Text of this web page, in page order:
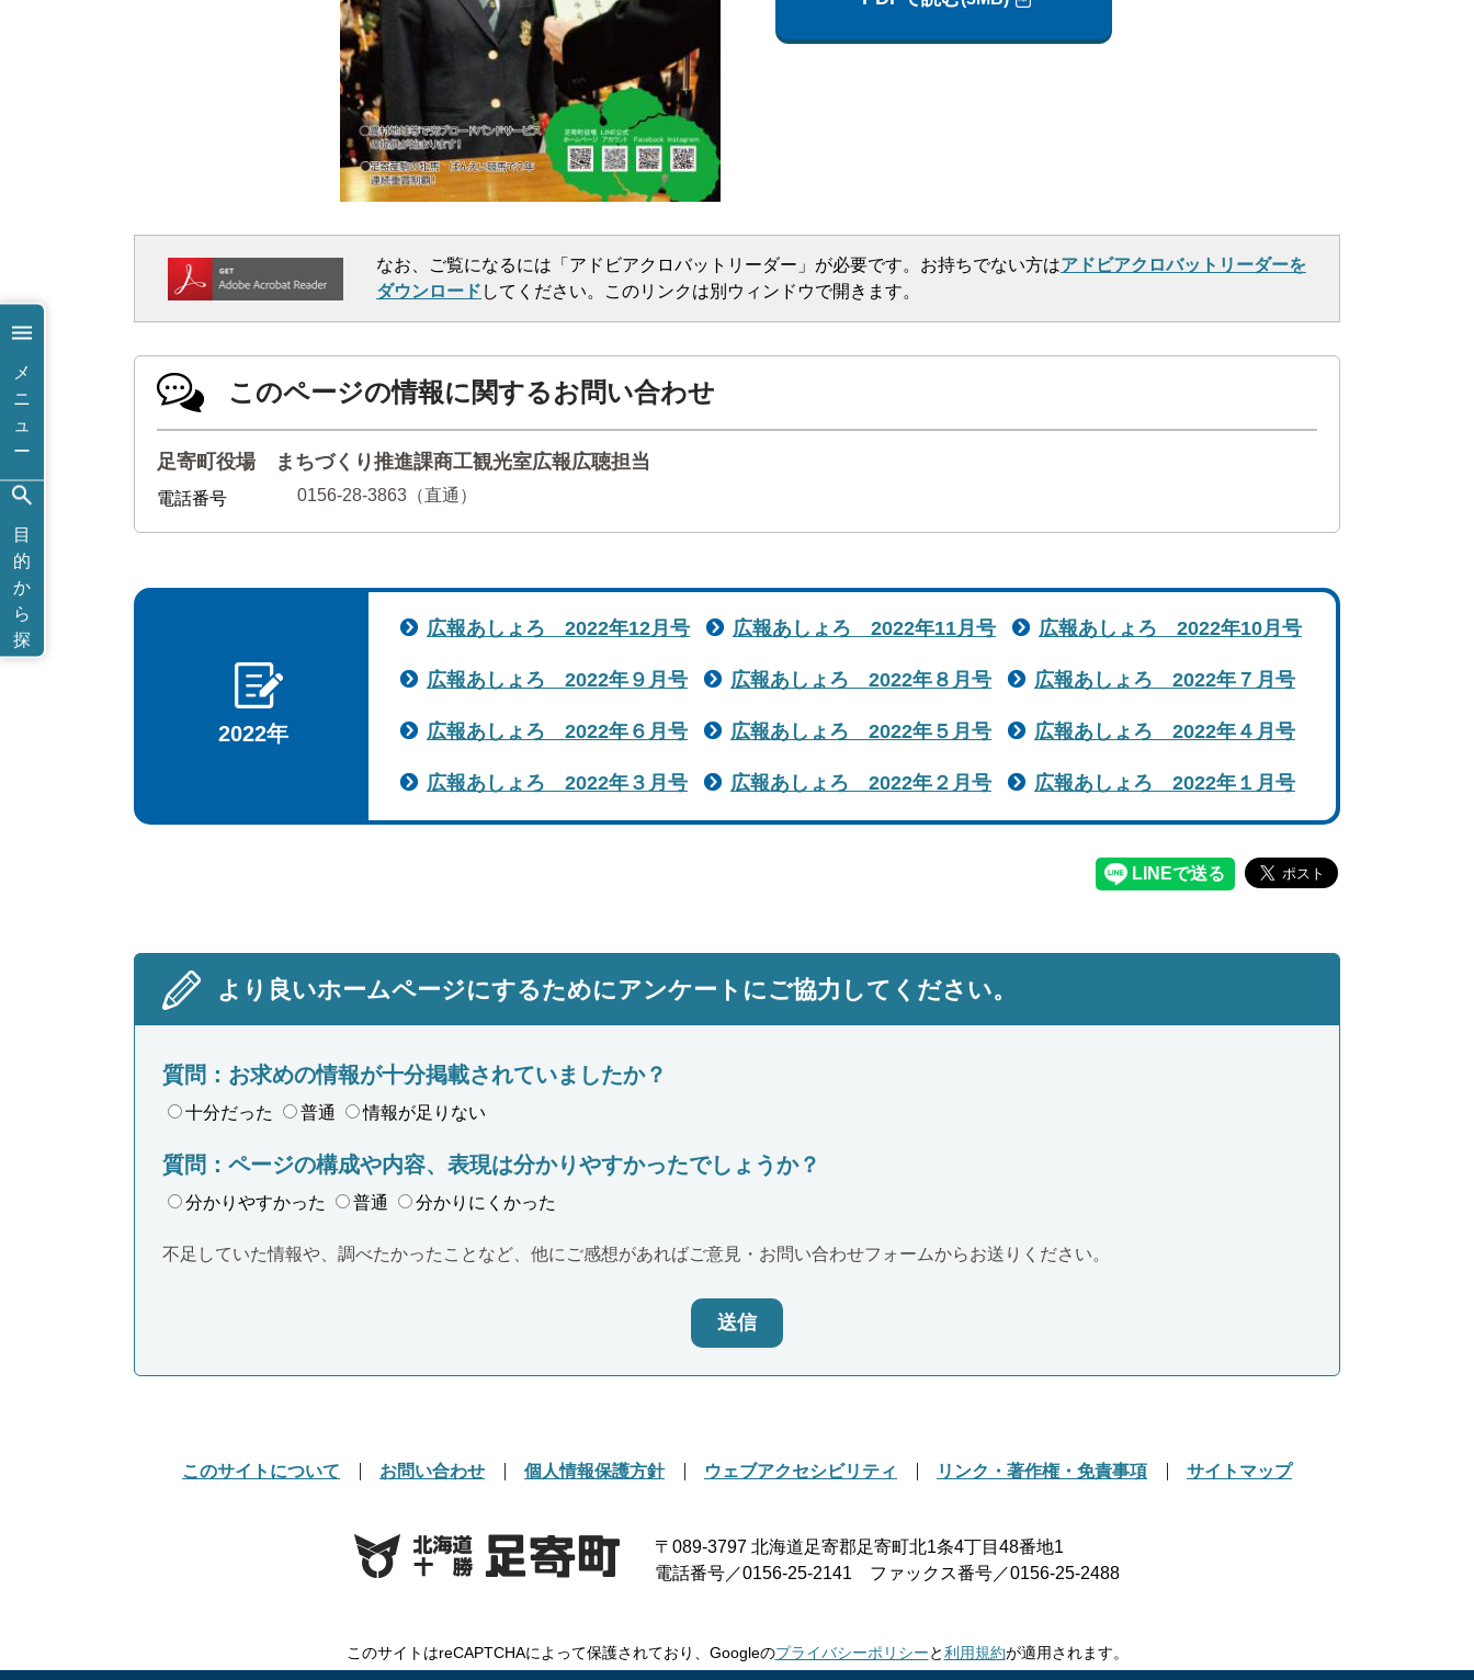
なお、ご覧になるには「アドビアクロバットリーダー」が必要です。お持ちでない方はアドビアクロバットリーダーを
ダウンロード してください。このリンクは別ウィンドウで開きます。
このページの情報に関するお問い合わせ
足寄町役場 まちづくり推進課商工観光室広報広聴担当
電話番号 0156-28-3863（直通）
2022年
広報あしょろ 2022年12月号 広報あしょろ 2022年11月号 広報あしょろ 2022年10月号
広報あしょろ 2022年９月号 広報あしょろ 2022年８月号 広報あしょろ 2022年７月号
広報あしょろ 2022年６月号 広報あしょろ 2022年５月号 広報あしょろ 2022年４月号
広報あしょろ 2022年３月号 広報あしょろ 2022年２月号 広報あしょろ 2022年１月号
より良いホームページにするためにアンケートにご協力してください。
質問：お求めの情報が十分掲載されていましたか？
十分だった 普通 情報が足りない
質問：ページの構成や内容、表現は分かりやすかったでしょうか？
分かりやすかった 普通 分かりにくかった
不足していた情報や、調べたかったことなど、他にご感想があればご意見・お問い合わせフォームからお送りください。
送信
このサイトについて お問い合わせ 個人情報保護方針 ウェブアクセシビリティ リンク・著作権・免責事項 サイトマップ
〒089-3797 北海道足寄郡足寄町北1条4丁目48番地1
電話番号／0156-25-2141
ファックス番号／0156-25-2488
このサイトはreCAPTCHAによって保護されており、Googleのプライバシーポリシーと利用規約が適用されます。
メ
ニ
ュ
ー
目
的
か
ら
探